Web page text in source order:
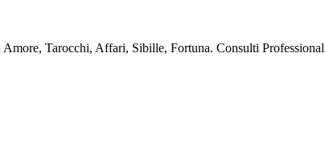
Tarocchi, Affari, Sibille, Fortuna. Consulti